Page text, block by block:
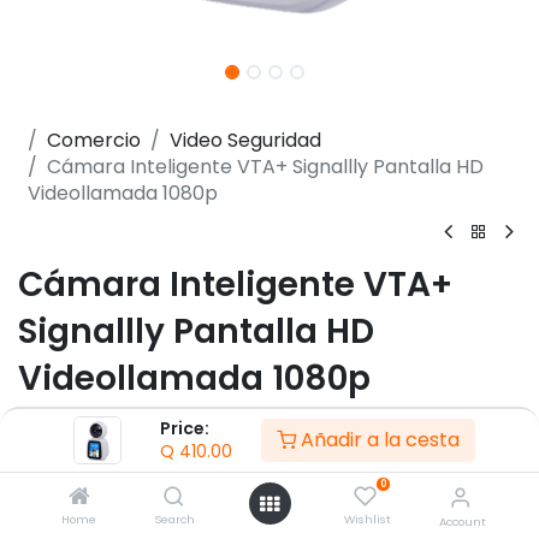
Price:
Q 410.00 Añadir a la cesta
Home Search
0
Wishlist Account
Comercio
Video Seguridad
Cámara Inteligente VTA+ Signallly Pantalla HD
Videollamada 1080p
Cámara Inteligente VTA+
Signallly Pantalla HD
Videollamada 1080p
(0 reseña)
- Cámara 2MP Con pantalla de 2.8”
- Resolución 2MP HD (1920*1080）
- Realiza una video llamada desde la App a la